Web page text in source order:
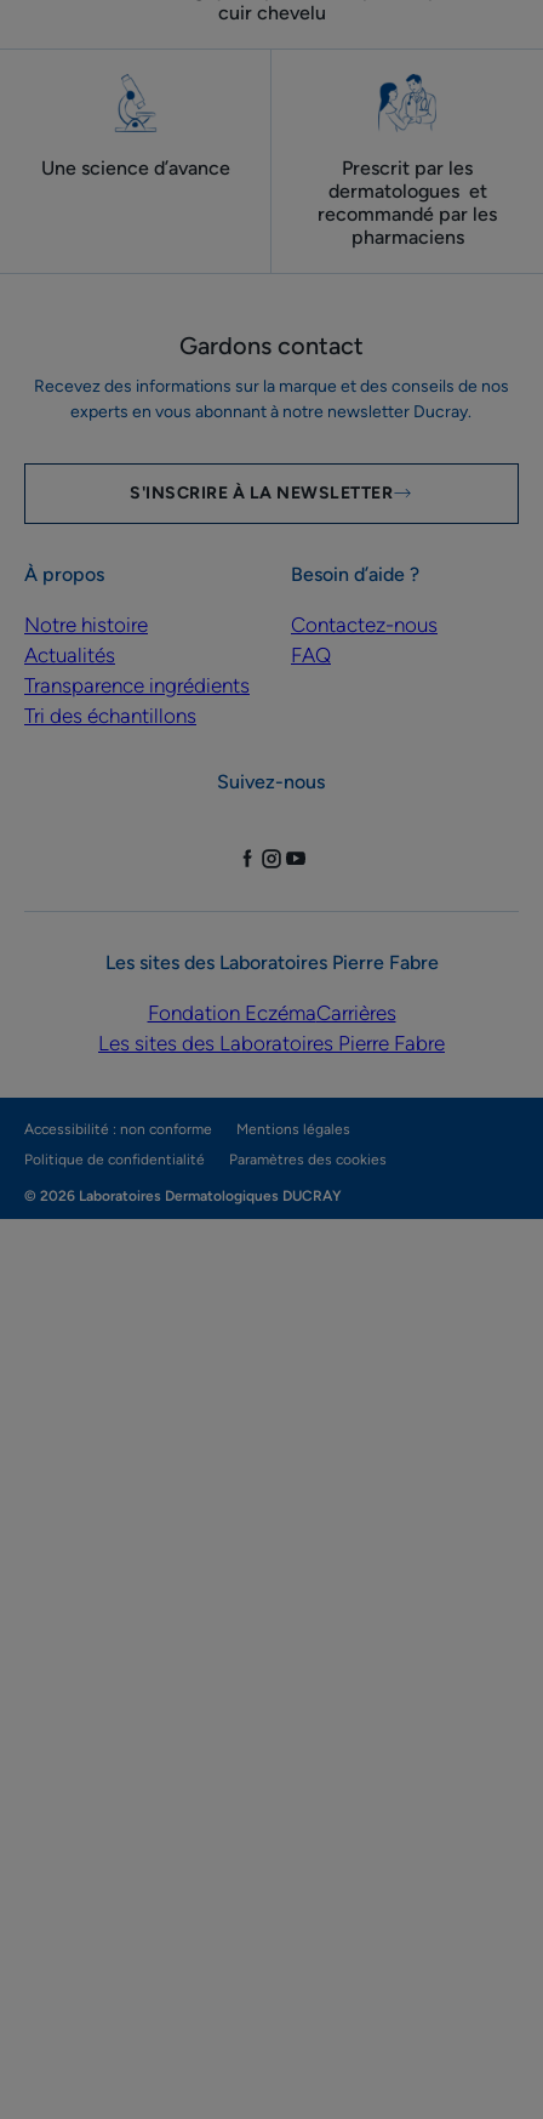
cuir chevelu
Une science d’avance
Prescrit par les
dermatologues ​ et
recommandé par les
pharmaciens
Gardons contact
Recevez des informations sur la marque et des conseils de nos
experts en vous abonnant à notre newsletter Ducray.
S'INSCRIRE À LA NEWSLETTER
À propos
Notre histoire
Actualités
Transparence ingrédients
Tri des échantillons
Besoin d’aide ?
Contactez-nous
FAQ
Suivez-nous
Les sites des Laboratoires Pierre Fabre
Fondation EczémaCarrières
Les sites des Laboratoires Pierre Fabre
Accessibilité : non conforme
Mentions légales
Politique de confidentialité
Paramètres des cookies
© 2026 Laboratoires Dermatologiques DUCRAY